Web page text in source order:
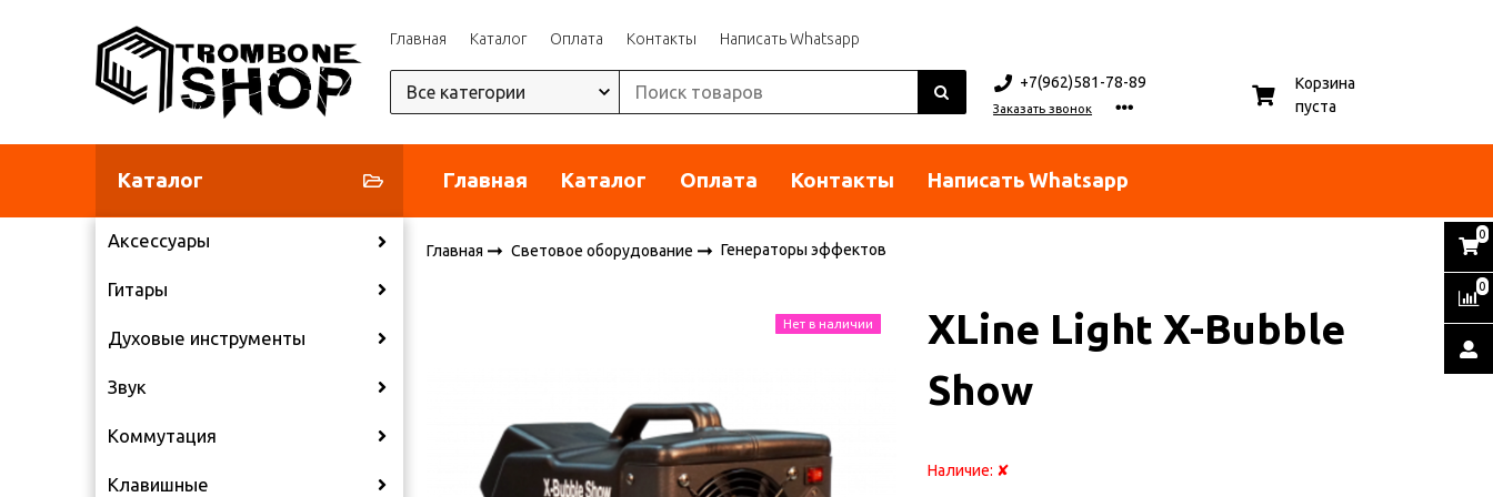
Главная Каталог Оплата Контакты Написать Whatsapp
+7(962)581-78-89
Заказать звонок
Корзина
пуста
Каталог Главная Каталог Оплата Контакты Написать Whatsapp
Аксессуары
Гитары
Духовые инструменты
Звук
Коммутация
Клавишные
Главная Световое оборудование Генераторы эффектов
Нет в наличии
XLine Light X-Bubble
Show
Наличие: ✘
0
0